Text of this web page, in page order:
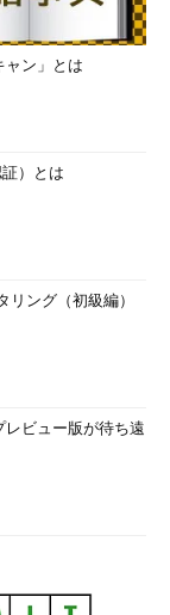
ャン」とは
）とは
ング（初級編）
ビュー版が待ち遠